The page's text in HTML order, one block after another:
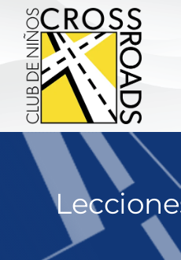
content
Lecciones
Recursos
Juegos